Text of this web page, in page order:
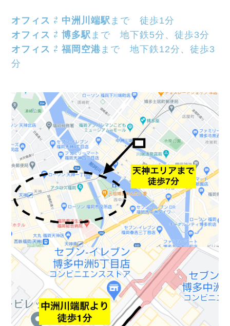
オフィス ⇄ 中洲川端駅 まで 徒歩1分
オフィス ⇄博多駅 まで 地下鉄5分、徒歩3分
オフィス ⇄福岡空港 まで 地下鉄12分、徒歩3
分